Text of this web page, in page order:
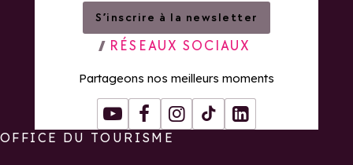
S’inscrire à la newsletter
RÉSEAUX SOCIAUX
Partageons nos meilleurs moments
YoutubeFacebookInstagram
Tiktok LinkedIn
OFFICE DU TOURISME